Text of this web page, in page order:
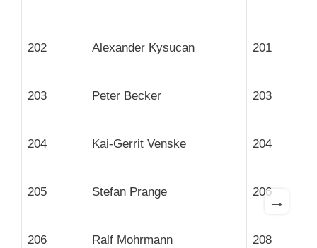
202 Alexander Kysucan 201
203 Peter Becker 203
204 Kai-Gerrit Venske 204
205 Stefan Prange 206
206 Ralf Mohrmann 208
→